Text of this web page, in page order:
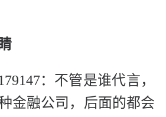
：不管是谁代言，
金融公司，后面的都会